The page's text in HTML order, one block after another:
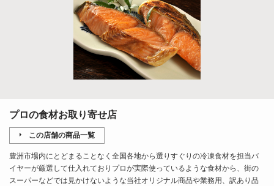
プロの食材お取り寄せ店
この店舗の商品一覧
豊洲市場内にとどまることなく全国各地から選りすぐりの冷凍食材を担当バ
イヤーが厳選して仕入れておりプロが実際使っているような食材から、街の
スーパーなどでは見かけないような当社オリジナル商品や業務用、訳あり品